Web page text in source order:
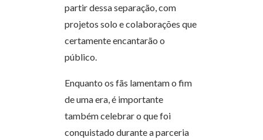
partir dessa separação, com
projetos solo e colaborações que
certamente encantarão o
público.
Enquanto os fãs lamentam o fim
de uma era, é importante
também celebrar o que foi
conquistado durante a parceria